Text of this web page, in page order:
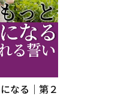
なる｜第２